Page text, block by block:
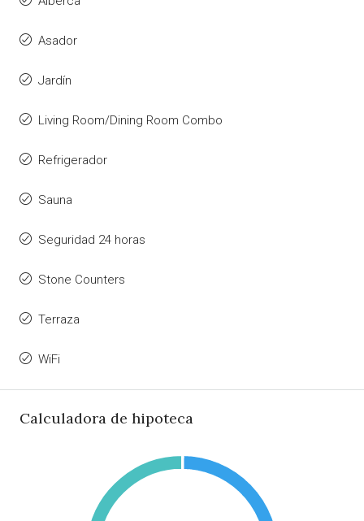
Asador
Jardín
Living Room/Dining Room Combo
Refrigerador
Sauna
Seguridad 24 horas
Stone Counters
Terraza
WiFi
Calculadora de hipoteca